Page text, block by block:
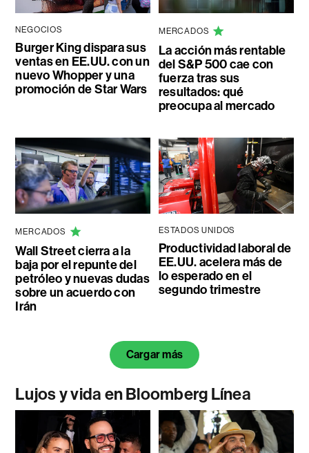
NEGOCIOS
Burger King dispara sus
ventas en EE.UU. con un
nuevo Whopper y una
promoción de Star Wars
MERCADOS
La acción más rentable
del S&P 500 cae con
fuerza tras sus
resultados: qué
preocupa al mercado
MERCADOS
Wall Street cierra a la
baja por el repunte del
petróleo y nuevas dudas
sobre un acuerdo con
Irán
ESTADOS UNIDOS
Productividad laboral de
EE.UU. acelera más de
lo esperado en el
segundo trimestre
Cargar más
Lujos y vida en Bloomberg Línea